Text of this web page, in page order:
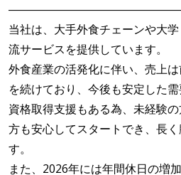
当社は、大手外食チェーンや大
流サービスを提供しています。
外食産業の活発化に伴い、売上
を続けており、今後も安定した需
資格取得支援もある為、未経験
方も安心してスタートでき、長
す。
また、2026年には年間休日の増